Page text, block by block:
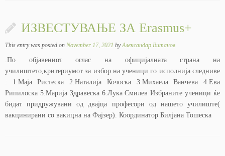
ИЗВЕСТУВАЊЕ ЗА Erasmus+
This entry was posted on November 17, 2021 byАлександар Витанов
.По објавениот оглас на официјалната страна на
училиштето,критериумот за избор на ученици го исполнија следниве
: 1.Маја Ристеска 2.Наталија Кочоска 3.Михаела Ванчева 4.Ева
Рипилоска 5.Марија Здравеска 6.Лука Смилев Избраните ученици ќе
бидат придружувани од двајца професори од нашето училиште(
вакцинирани со вакицна на Фајзер). Координатор Билјана Тошеска